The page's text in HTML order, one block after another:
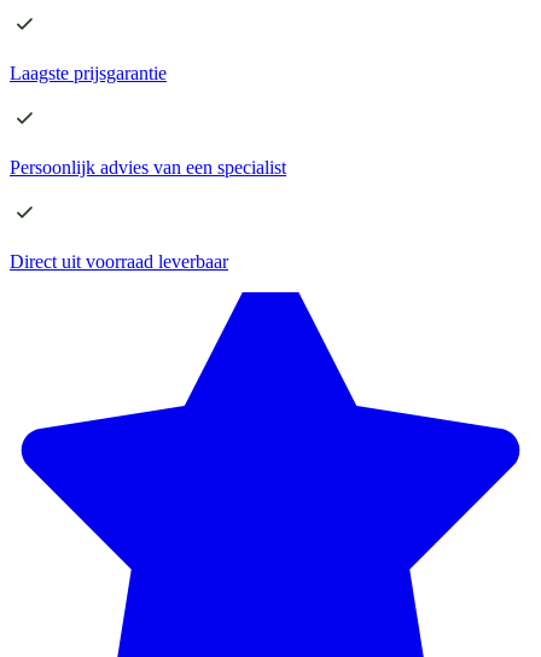
Laagste prijsgarantie
Persoonlijk advies van een specialist
Direct uit voorraad leverbaar